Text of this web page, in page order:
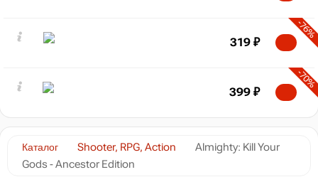
Каталог Shooter, RPG, Action
Almighty: Kill Your
Gods - Ancestor Edition
-76%
319 ₽
-70%
399 ₽